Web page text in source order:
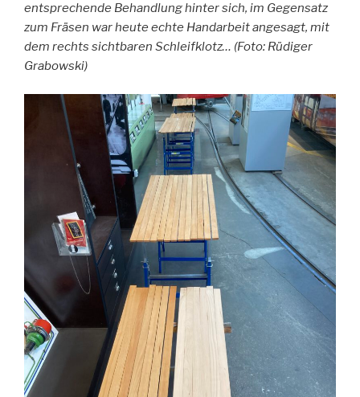
entsprechende Behandlung hinter sich, im Gegensatz
zum Fräsen war heute echte Handarbeit angesagt, mit
dem rechts sichtbaren Schleifklotz… (Foto: Rüdiger
Grabowski)